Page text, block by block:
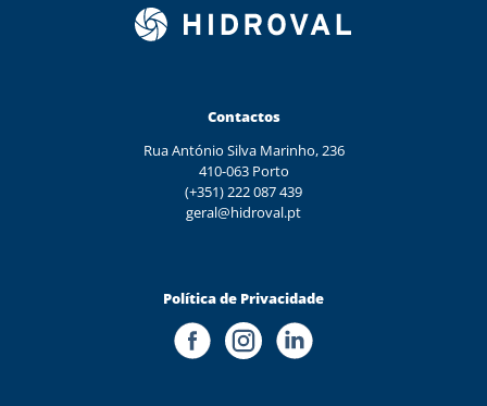
Contactos
Rua António Silva Marinho, 236
410-063 Porto
(+351) 222 087 439
geral@hidroval.pt
Política de Privacidade